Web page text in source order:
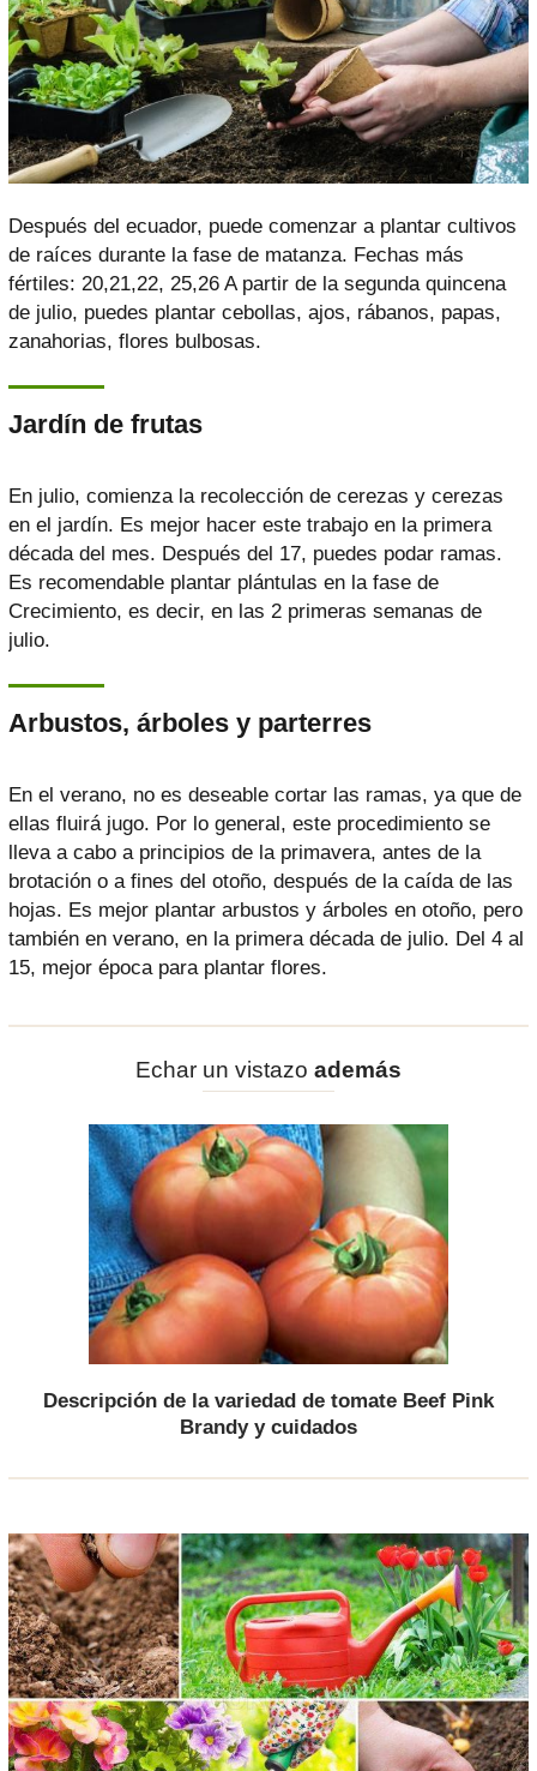
Después del ecuador, puede comenzar a plantar cultivos
de raíces durante la fase de matanza. Fechas más
fértiles: 20,21,22, 25,26 A partir de la segunda quincena
de julio, puedes plantar cebollas, ajos, rábanos, papas,
zanahorias, flores bulbosas.
Jardín de frutas
En julio, comienza la recolección de cerezas y cerezas
en el jardín. Es mejor hacer este trabajo en la primera
década del mes. Después del 17, puedes podar ramas.
Es recomendable plantar plántulas en la fase de
Crecimiento, es decir, en las 2 primeras semanas de
julio.
Arbustos, árboles y parterres
En el verano, no es deseable cortar las ramas, ya que de
ellas fluirá jugo. Por lo general, este procedimiento se
lleva a cabo a principios de la primavera, antes de la
brotación o a fines del otoño, después de la caída de las
hojas. Es mejor plantar arbustos y árboles en otoño, pero
también en verano, en la primera década de julio. Del 4 al
15, mejor época para plantar flores.
Echar un vistazo además
Descripción de la variedad de tomate Beef Pink
Brandy y cuidados